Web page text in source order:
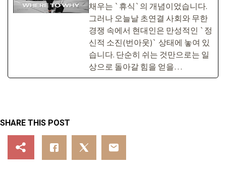
채우는 `휴식`의 개념이었습니다.
그러나 오늘날 초연결 사회와 무한
경쟁 속에서 현대인은 만성적인 `정
신적 소진(번아웃)` 상태에 놓여 있
습니다. 단순히 쉬는 것만으로는 일
상으로 돌아갈 힘을 얻을…
SHARE THIS POST